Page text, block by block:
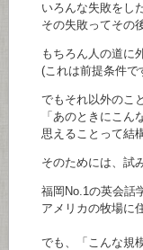
いろんな失敗をした
その失敗ってその後
もちろん人の道に外
(これは前提条件で
でもそれ以外のこと
「あのときにこんな
思えることって結構
そのためには、試み
福岡No.1の英会話学
アメリカの牧場に住
でも、「こんな規模